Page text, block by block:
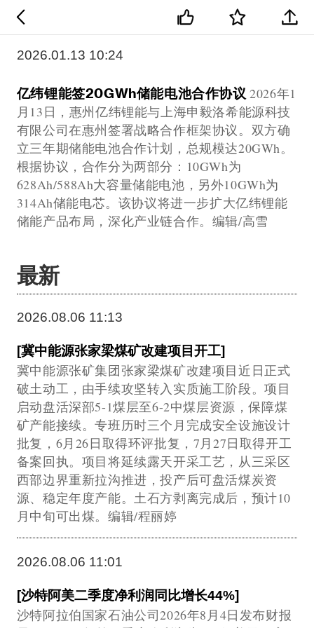
2026.01.13 10:24
亿纬锂能签20GWh储能电池合作协议 2026年1
月13日，惠州亿纬锂能与上海申毅洛希能源科技
有限公司在惠州签署战略合作框架协议。双方确
立三年期储能电池合作计划，总规模达20GWh。
根据协议，合作分为两部分：10GWh为
628Ah/588Ah大容量储能电池，另外10GWh为
314Ah储能电芯。该协议将进一步扩大亿纬锂能
储能产品布局，深化产业链合作。编辑/高雪
最新
2026.08.06 11:13
[冀中能源张家梁煤矿改建项目开工]
冀中能源张矿集团张家梁煤矿改建项目近日正式
破土动工，由手续攻坚转入实质施工阶段。项目
启动盘活深部5-1煤层至6-2中煤层资源，保障煤
矿产能接续。专班历时三个月完成安全设施设计
批复，6月26日取得环评批复，7月27日取得开工
备案回执。项目将延续露天开采工艺，从三采区
西部边界重新拉沟推进，投产后可盘活煤炭资
源、稳定年度产能。土石方剥离完成后，预计10
月中旬可出煤。编辑/程丽婷
2026.08.06 11:01
[沙特阿美二季度净利润同比增长44%]
沙特阿拉伯国家石油公司2026年8月4日发布财报